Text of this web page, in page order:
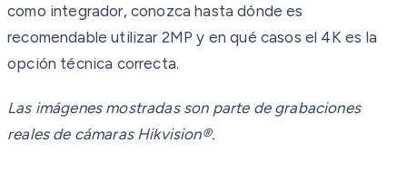
como integrador, conozca hasta dónde es
recomendable utilizar 2MP y en qué casos el 4K es la
opción técnica correcta.
Las imágenes mostradas son parte de grabaciones
reales de cámaras Hikvision®.